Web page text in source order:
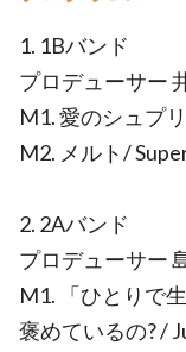
1. 1Bバンド
プロデューサー
M1. 愛のシュプ
M2. メルト/
2. 2Aバンド
プロデューサー
M1. 「ひとりで
褒めているの? /